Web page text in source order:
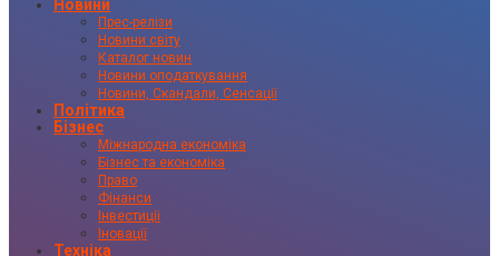
Новини
Прес-релізи
Новини світу
Каталог новин
Новини оподаткування
Новини, Скандали, Сенсації
Політика
Бізнес
Міжнародна економіка
Бізнес та економіка
Право
Фінанси
Інвестиції
Іновації
Техніка